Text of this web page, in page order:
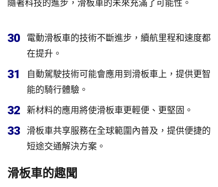
隨著科技的進步，滑板車的未來充滿了可能性。
30
電動滑板車的技術不斷進步，續航里程和速度都
在提升。
31
自動駕駛技術可能會應用到滑板車上，提供更智
能的騎行體驗。
32 新材料的應用將使滑板車更輕便、更堅固。
33
滑板車共享服務在全球範圍內普及，提供便捷的
短途交通解決方案。
滑板車的趣聞